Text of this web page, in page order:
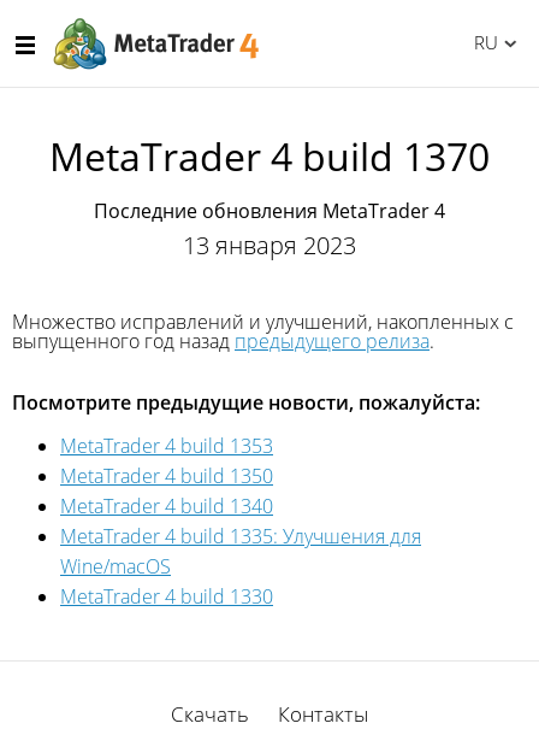
RU
MetaTrader 4 build 1370
Последние обновления MetaTrader 4
13 января 2023
Множество исправлений и улучшений, накопленных с
выпущенного год назад предыдущего релиза.
Посмотрите предыдущие новости, пожалуйста:
MetaTrader 4 build 1353
MetaTrader 4 build 1350
MetaTrader 4 build 1340
MetaTrader 4 build 1335: Улучшения для
Wine/macOS
MetaTrader 4 build 1330
Скачать Контакты